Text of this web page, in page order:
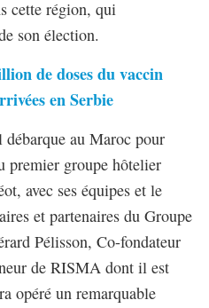
cette région, qui
son élection.
de doses du vaccin
en Serbie
débarque au Maroc pour
premier groupe hôtelier
avec ses équipes et le
et partenaires du Groupe
Pélisson, Co-fondateur
de RISMA dont il est
opéré un remarquable